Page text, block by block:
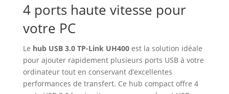
4 ports haute vitesse pour
votre PC
Le hub USB 3.0 TP-Link UH400est la solution idéale
pour ajouter rapidement plusieurs ports USB à votre
ordinateur tout en conservant d’excellentes
performances de transfert. Ce hub compact offre 4